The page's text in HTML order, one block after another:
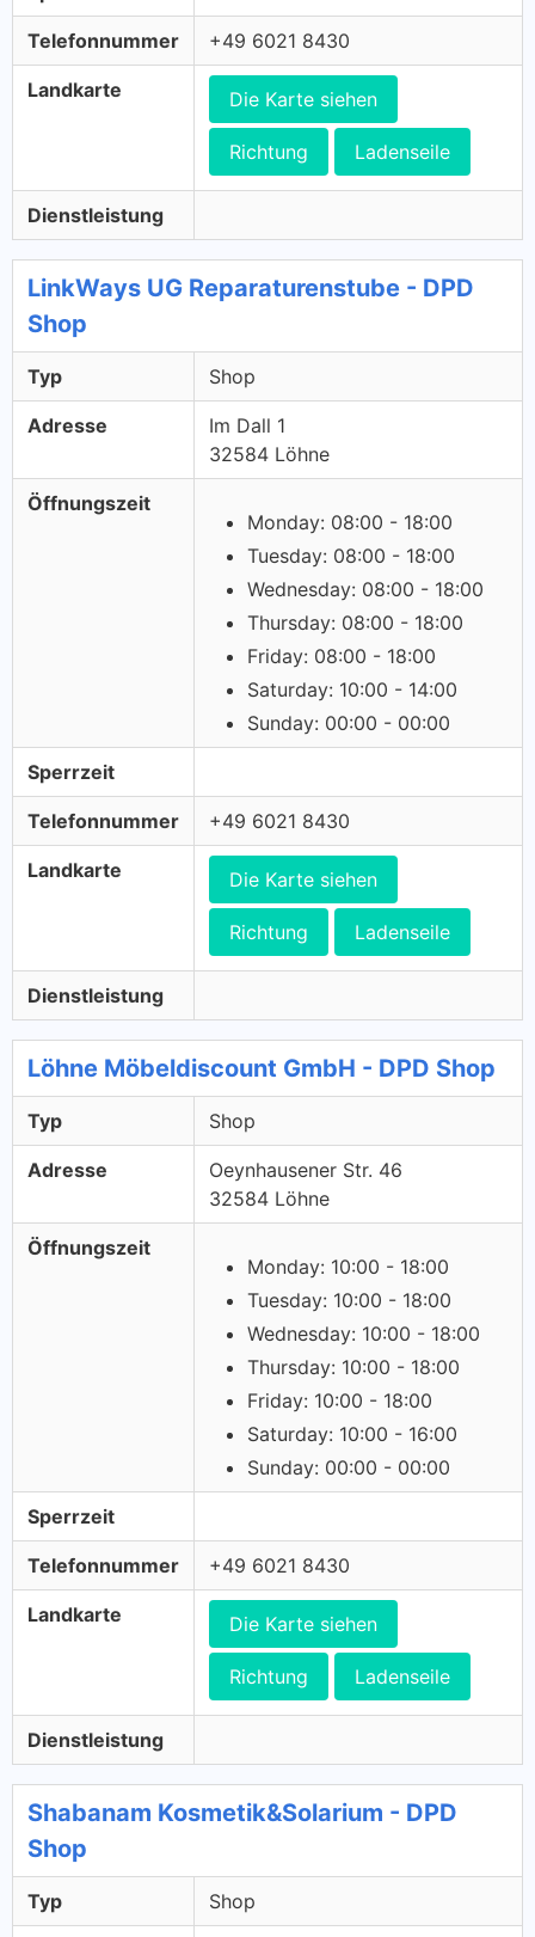
Telefonnummer +49 6021 8430
Landkarte Die Karte siehen
Richtung Ladenseile
Dienstleistung
LinkWays UG Reparaturenstube - DPD
Shop
Typ Shop
Adresse
Im Dall 1
32584 Löhne
Öffnungszeit
Monday: 08:00 - 18:00
Tuesday: 08:00 - 18:00
Wednesday: 08:00 - 18:00
Thursday: 08:00 - 18:00
Friday: 08:00 - 18:00
Saturday: 10:00 - 14:00
Sunday: 00:00 - 00:00
Sperrzeit
Telefonnummer +49 6021 8430
Landkarte Die Karte siehen
Richtung Ladenseile
Dienstleistung
Löhne Möbeldiscount GmbH - DPD Shop
Typ Shop
Adresse
Oeynhausener Str. 46
32584 Löhne
Öffnungszeit
Monday: 10:00 - 18:00
Tuesday: 10:00 - 18:00
Wednesday: 10:00 - 18:00
Thursday: 10:00 - 18:00
Friday: 10:00 - 18:00
Saturday: 10:00 - 16:00
Sunday: 00:00 - 00:00
Sperrzeit
Telefonnummer +49 6021 8430
Landkarte Die Karte siehen
Richtung Ladenseile
Dienstleistung
Shabanam Kosmetik&Solarium - DPD
Shop
Typ Shop